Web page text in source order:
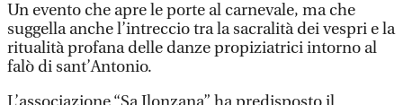
Un evento che apre le porte al carnevale, ma che
suggella anche l’intreccio tra la sacralità dei vespri e la
ritualità profana delle danze propiziatrici intorno al
falò di sant’Antonio.